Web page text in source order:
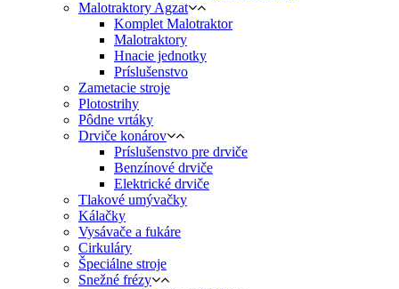
Malotraktory Agzat
Komplet Malotraktor
Malotraktory
Hnacie jednotky
Príslušenstvo
Zametacie stroje
Plotostrihy
Pôdne vrtáky
Drviče konárov
Príslušenstvo pre drviče
Benzínové drviče
Elektrické drviče
Tlakové umývačky
Kálačky
Vysávače a fukáre
Cirkuláry
Špeciálne stroje
Snežné frézy